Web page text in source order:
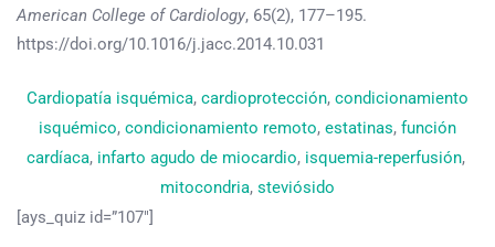
American College of Cardiology, 65(2), 177–195.
https://doi.org/10.1016/j.jacc.2014.10.031
Cardiopatía isquémica, cardioprotección, condicionamiento
isquémico, condicionamiento remoto, estatinas, función
cardíaca, infarto agudo de miocardio, isquemia-reperfusión,
mitocondria, steviósido
[ays_quiz id=”107″]